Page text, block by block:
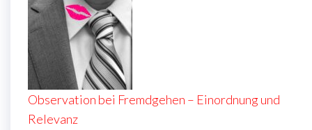
Observation bei Fremdgehen – Einordnung und
Relevanz